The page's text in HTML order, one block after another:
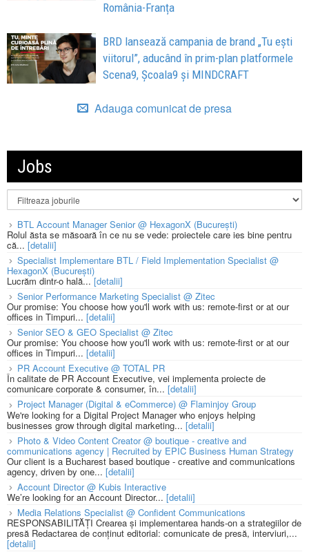
România-Franța
BRD lansează campania de brand „Tu ești
viitorul”, aducând în prim-plan platformele
Scena9, Școala9 și MINDCRAFT
Adauga comunicat de presa
Jobs
BTL Account Manager Senior @ HexagonX (București)
Rolul ăsta se măsoară în ce nu se vede: proiectele care ies bine pentru
că... [detalii]
Specialist Implementare BTL / Field Implementation Specialist @
HexagonX (București)
Lucrăm dintr-o hală... [detalii]
Senior Performance Marketing Specialist @ Zitec
Our promise: You choose how you'll work with us: remote-first or at our
offices in Timpuri... [detalii]
Senior SEO & GEO Specialist @ Zitec
Our promise: You choose how you'll work with us: remote-first or at our
offices in Timpuri... [detalii]
PR Account Executive @ TOTAL PR
În calitate de PR Account Executive, vei implementa proiecte de
comunicare corporate & consumer, în... [detalii]
Project Manager (Digital & eCommerce) @ Flaminjoy Group
We're looking for a Digital Project Manager who enjoys helping
businesses grow through digital marketing... [detalii]
Photo & Video Content Creator @ boutique - creative and
communications agency | Recruited by EPIC Business Human Strategy
Our client is a Bucharest based boutique - creative and communications
agency, driven by one... [detalii]
Account Director @ Kubis Interactive
We’re looking for an Account Director... [detalii]
Media Relations Specialist @ Confident Communications
RESPONSABILITĂȚI Crearea și implementarea hands-on a strategiilor de
presă Redactarea de conținut editorial: comunicate de presă, interviuri,...
[detalii]